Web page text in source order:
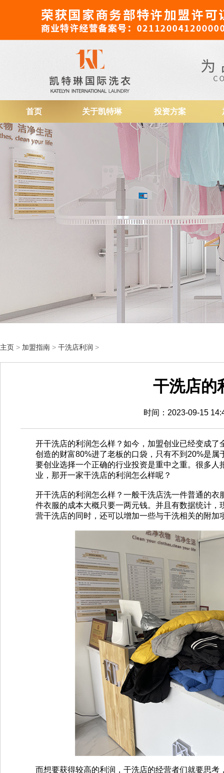
干洗店加盟
首页 关于凯特琳 投资方案
主页 > 加盟指南 > 干洗店利润 >
干洗店的
时间：2023-09-15
开干洗店的利润怎么样？如今，加盟创业已经变成
创造的财富80%进了老板的口袋，只有不到20%是
要创业选择一个正确的行业投资是重中之重。很多
业，那开一家干洗店的利润怎么样呢？
开干洗店的利润怎么样？一般干洗店洗一件普通的
件衣服的成本大概只要一两元钱。并且有数据统计
营干洗店的同时，还可以增加一些与干洗相关的附加
而想要获得较高的利润，干洗店的经营者们就要思